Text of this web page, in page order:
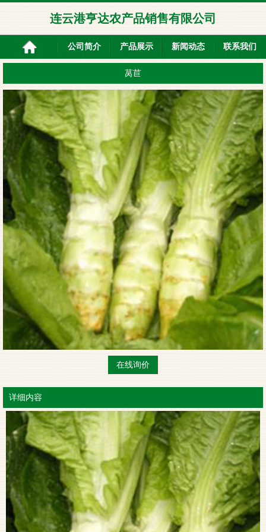
连云港亨达农产品销售有限公司
公司简介 产品展示 新闻动态 联系我们
莴苣
在线询价
详细内容